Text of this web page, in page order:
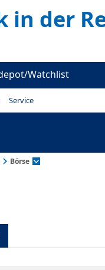
in der
Watchlist
Service
Börse